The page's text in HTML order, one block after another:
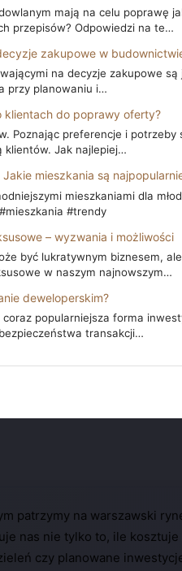
mają na celu poprawę
przepisów? Odpowiedzi na te…
zakupowe w
na decyzje zakupowe
przy planowaniu i…
do poprawy oferty?
Poznając preferencje i
klientów. Jak najlepiej…
mieszkania są
mieszkaniami dla
#trendy
– wyzwania i możliwości
być lukratywnym biznesem,
w naszym najnowszym…
deweloperskim?
popularniejsza forma
transakcji…
patrzymy na warszawski
nas nie tylko to, ile
czy planowane